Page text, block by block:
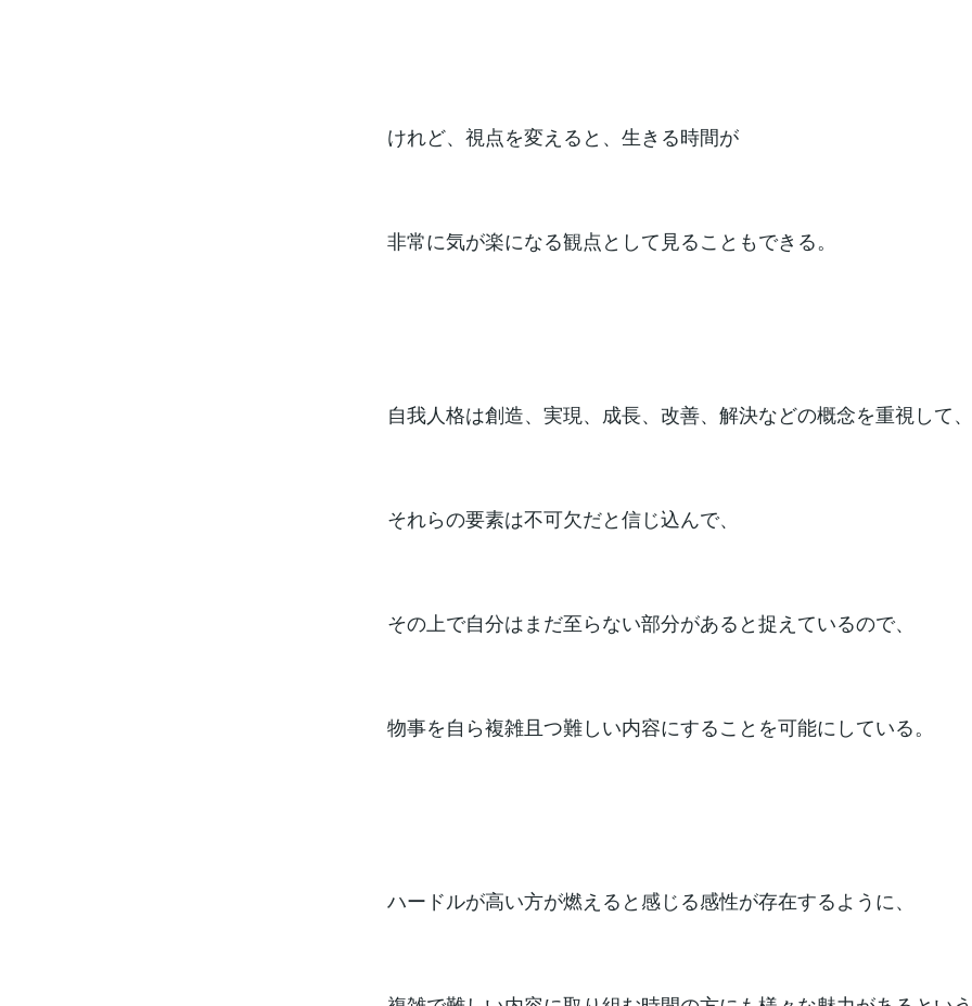
けれど、視点を変えると、生きる時間が
非常に気が楽になる観点として見ることもできる。
自我人格は創造、実現、成長、改善、解決などの概念を重視して、
それらの要素は不可欠だと信じ込んで、
その上で自分はまだ至らない部分があると捉えているので、
物事を自ら複雑且つ難しい内容にすることを可能にしている。
ハードルが高い方が燃えると感じる感性が存在するように、